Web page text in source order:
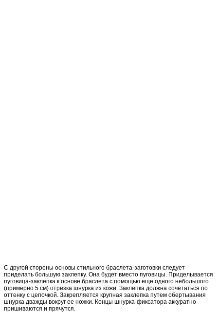
С другой стороны основы стильного браслета-заготовки следует
приделать большую заклепку. Она будет вместо пуговицы. Приделывается
пуговица-заклепка к основе браслета с помощью еще одного небольшого
(примерно 5 см) отрезка шнурка из кожи. Заклепка должна сочетаться по
оттенку с цепочкой. Закрепляется крупная заклепка путем обертывания
шнурка дважды вокруг ее ножки. Концы шнурка-фиксатора аккуратно
пришиваются и прячутся.